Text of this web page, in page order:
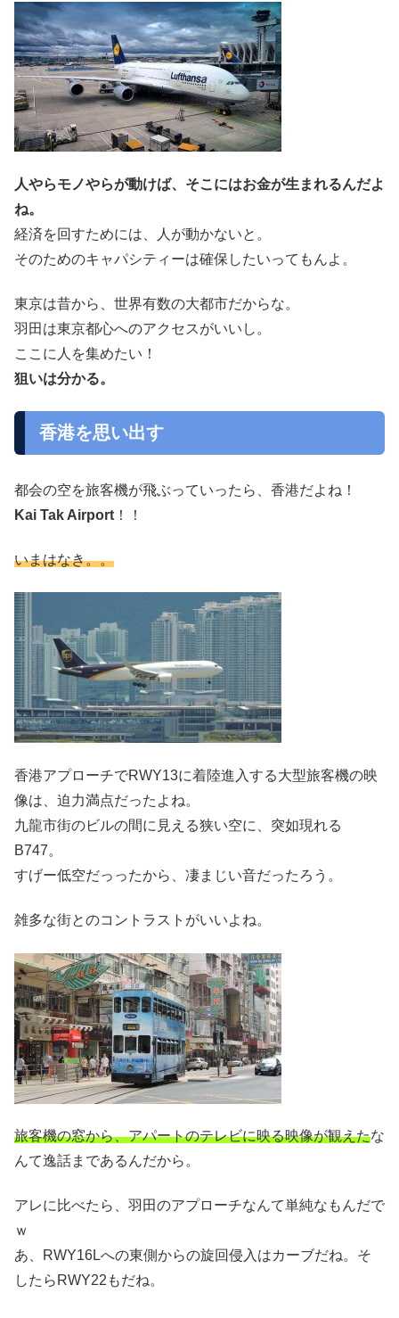
人やらモノやらが動けば、そこにはお金が生まれるんだよ
ね。
経済を回すためには、人が動かないと。
そのためのキャパシティーは確保したいってもんよ。
東京は昔から、世界有数の大都市だからな。
羽田は東京都心へのアクセスがいいし。
ここに人を集めたい！
狙いは分かる。
香港を思い出す
都会の空を旅客機が飛ぶっていったら、香港だよね！
Kai Tak Airport ！！
いまはなき。。
香港アプローチでRWY13に着陸進入する大型旅客機の映
像は、迫力満点だったよね。
九龍市街のビルの間に見える狭い空に、突如現れる
B747。
すげー低空だっったから、凄まじい音だったろう。
雑多な街とのコントラストがいいよね。
旅客機の窓から、アパートのテレビに映る映像が観えたな
んて逸話まであるんだから。
アレに比べたら、羽田のアプローチなんて単純なもんだで
ｗ
あ、RWY16Lへの東側からの旋回侵入はカーブだね。そ
したらRWY22もだね。